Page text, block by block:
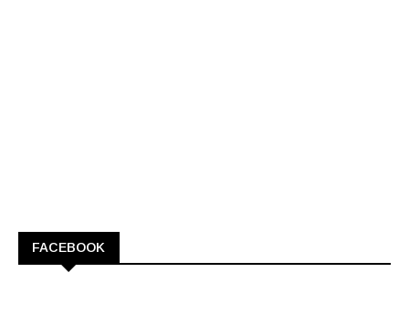
FACEBOOK